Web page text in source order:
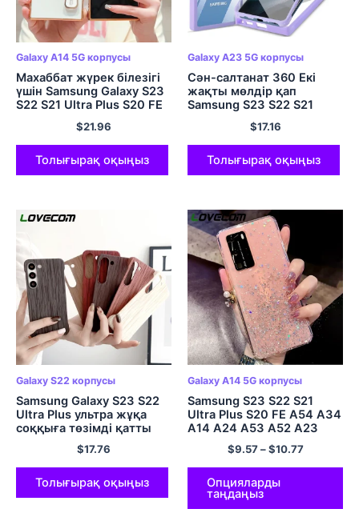
Galaxy A14 5G корпусы
Махаббат жүрек білезігі
үшін Samsung Galaxy S23
S22 S21 Ultra Plus S20 FE
A54 A34 A14 A53 A23
A24 5G көлденең сөмке
жұмсақ қақпақ
$21.96
Толығырақ оқыңыз
Galaxy A23 5G корпусы
Сән-салтанат 360 Екі
жақты мөлдір қап
Samsung S23 S22 S21
Ultra FE Plus A52 A53 A32
A13 A23 A54 A72 A33 5G
жұмсақ артқы қақпақ
$17.16
Толығырақ оқыңыз
Galaxy S22 корпусы
Samsung Galaxy S23 S22
Ultra Plus ультра жұқа
соққыға төзімді қатты
түсті қатты ДК қақпағы
үшін сәнді жақтаусыз
ағаш текстуралы телефон
корпусы
$17.76
Толығырақ оқыңыз
Galaxy A14 5G корпусы
Samsung S23 S22 S21
Ultra Plus S20 FE A54 A34
A14 A24 A53 A52 A23
A13 5G жұмсақ мөлдір
мұқабаға арналған сәнді
жылтыр былғары
телефон корпусы
$9.57–$10.77
Опцияларды
таңдаңыз